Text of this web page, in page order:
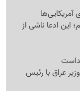
آمریکایی‌ها
این ادعا ناشی از
عراق با رئیس